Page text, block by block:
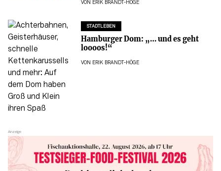
VON ERIK BRANDT-HÖGE
STADTLEBEN
Hamburger Dom: „… und es geht
loooos!“
VON ERIK BRANDT-HÖGE